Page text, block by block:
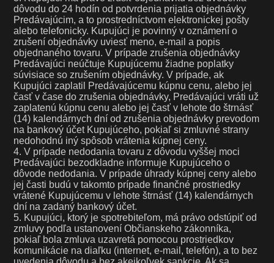
dôvodu do 24 hodín od potvrdenia prijatia objednávky
Predávajúcim, a to prostredníctvom elektronickej pošty
alebo telefonicky. Kupujúci je povinný v oznámení o
zrušení objednávky uviesť meno, e-mail a popis
objednaného tovaru. V prípade zrušenia objednávky
Predávajúci neúčtuje Kupujúcemu žiadne poplatky
súvisiace so zrušením objednávky. V prípade, ak
Kupujúci zaplatil Predávajúcemu kúpnu cenu, alebo jej
časť v čase do zrušenia objednávky, Predávajúci vráti už
zaplatenú kúpnu cenu alebo jej časť v lehote do štrnásť
(14) kalendárnych dní od zrušenia objednávky prevodom
na bankový účet Kupujúceho, pokiaľ si zmluvné strany
nedohodnú iný spôsob vrátenia kúpnej ceny.
4. V prípade nedodania tovaru z dôvodu vyššej moci
Predávajúci bezodkladne informuje Kupujúceho o
dôvode nedodania. V prípade úhrady kúpnej ceny alebo
jej časti budú v takomto prípade finančné prostriedky
vrátené Kupujúcemu v lehote štrnásť (14) kalendárnych
dní na zadaný bankový účet.
5. Kupujúci, ktorý je spotrebiteľom, má právo odstúpiť od
zmluvy podľa ustanovení Občianskeho zákonníka,
pokiaľ bola zmluva uzavretá pomocou prostriedkov
komunikácie na diaľku (internet, e-mail, telefón), a to bez